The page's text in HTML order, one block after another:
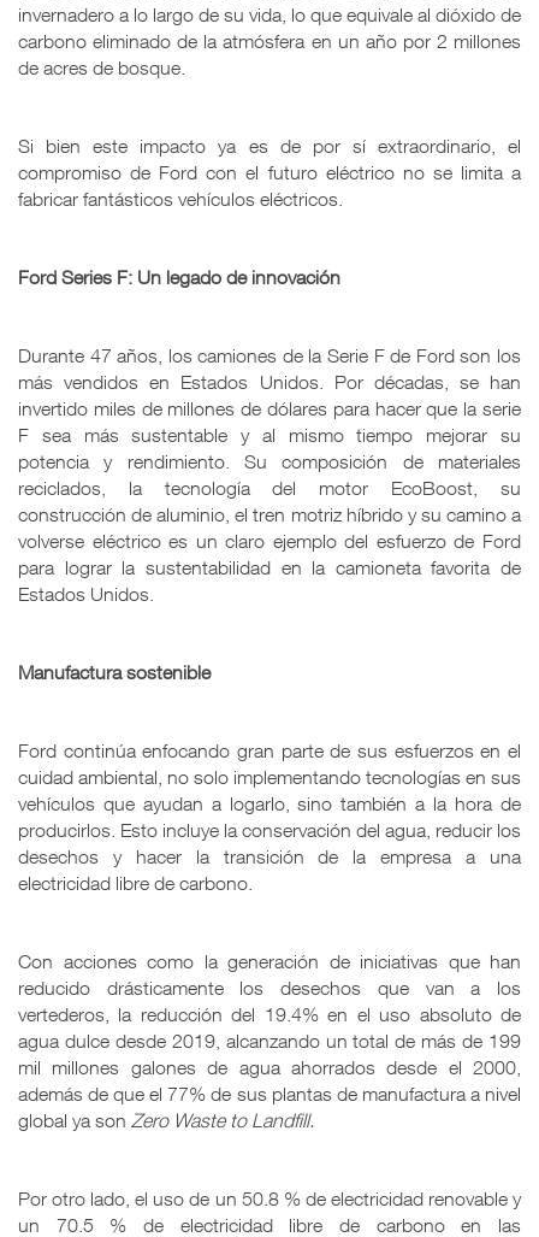
invernadero a lo largo de su vida, lo que equivale al dióxido de
carbono eliminado de la atmósfera en un año por 2 millones
de acres de bosque.
Si bien este impacto ya es de por sí extraordinario, el
compromiso de Ford con el futuro eléctrico no se limita a
fabricar fantásticos vehículos eléctricos.
Ford Series F: Un legado de innovación
Durante 47 años, los camiones de la Serie F de Ford son los
más vendidos en Estados Unidos. Por décadas, se han
invertido miles de millones de dólares para hacer que la serie
F sea más sustentable y al mismo tiempo mejorar su
potencia y rendimiento. Su composición de materiales
reciclados, la tecnología del motor EcoBoost, su
construcción de aluminio, el tren motriz híbrido y su camino a
volverse eléctrico es un claro ejemplo del esfuerzo de Ford
para lograr la sustentabilidad en la camioneta favorita de
Estados Unidos.
Manufactura sostenible
Ford continúa enfocando gran parte de sus esfuerzos en el
cuidad ambiental, no solo implementando tecnologías en sus
vehículos que ayudan a logarlo, sino también a la hora de
producirlos. Esto incluye la conservación del agua, reducir los
desechos y hacer la transición de la empresa a una
electricidad libre de carbono.
Con acciones como la generación de iniciativas que han
reducido drásticamente los desechos que van a los
vertederos, la reducción del 19.4% en el uso absoluto de
agua dulce desde 2019, alcanzando un total de más de 199
mil millones galones de agua ahorrados desde el 2000,
además de que el 77% de sus plantas de manufactura a nivel
global ya son Zero Waste to Landfill.
Por otro lado, el uso de un 50.8 % de electricidad renovable y
un 70.5 % de electricidad libre de carbono en las